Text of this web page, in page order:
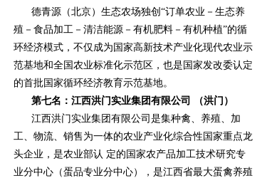
德青源（北京）生态农场独创“订单农业－生态养
殖－食品加工－清洁能源－有机肥料－有机种植”的循
环经济模式，不仅成为国家高新技术产业化现代农业示
范基地和全国农业标准化示范区，也是国家发改委认定
的首批国家循环经济教育示范基地。
第七名：江西洪门实业集团有限公司 （洪门）
江西洪门实业集团有限公司是集种禽、养殖、加
工、物流、销售为一体的农业产业化综合性国家重点龙
头企业，是农业部认 定的国家农产品加工技术研究专
业分中心（蛋品专业分中心），是江西省最大蛋禽养殖